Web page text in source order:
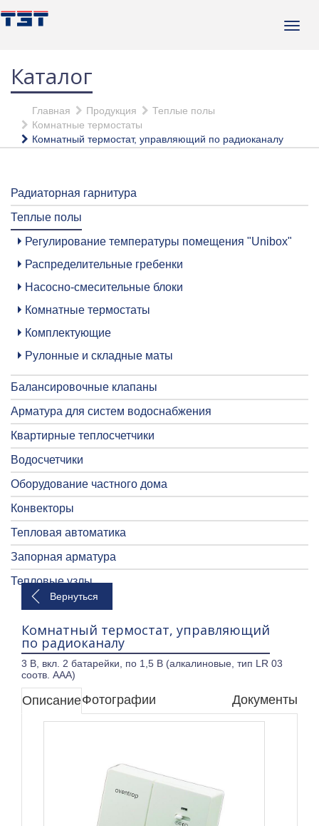
Каталог
Главная Продукция
Теплые полы
Комнатные термостаты
Комнатный термостат, управляющий по радиоканалу
Радиаторная гарнитура
Теплые полы
Регулирование температуры помещения "Unibox"
Распределительные гребенки
Насосно-смесительные блоки
Комнатные термостаты
Комплектующие
Рулонные и складные маты
Балансировочные клапаны
Арматура для систем водоснабжения
Квартирные теплосчетчики
Водосчетчики
Оборудование частного дома
Конвекторы
Тепловая автоматика
Запорная арматура
Тепловые узлы
Вернуться
Комнатный термостат, управляющий
по радиоканалу
3 В, вкл. 2 батарейки, по 1,5 В (алкалиновые, тип LR 03
соотв. AAA)
ОписаниеФотографии Документы